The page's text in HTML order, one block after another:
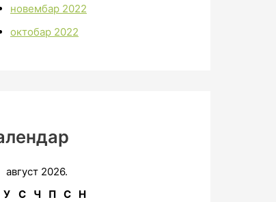
новембар 2022
октобар 2022
август 2026.
У С Ч П С
Н